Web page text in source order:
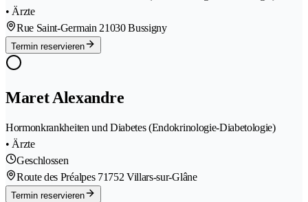
• Ärzte
Rue Saint-Germain 21030 Bussigny
Termin reservieren
Maret Alexandre
Hormonkrankheiten und Diabetes (Endokrinologie-Diabetologie)
• Ärzte
Geschlossen
Route des Préalpes 71752 Villars-sur-Glâne
Termin reservieren